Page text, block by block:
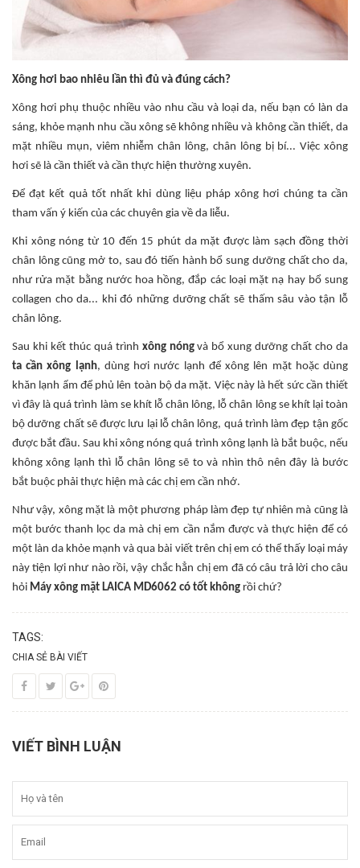
Xông hơi bao nhiêu lần thì đủ và đúng cách?
Xông hơi phụ thuộc nhiều vào nhu cầu và loại da, nếu bạn có làn da
sáng, khỏe mạnh nhu cầu xông sẽ không nhiều và không cần thiết, da
mặt nhiều mụn, viêm nhiễm chân lông, chân lông bị bí... Việc xông
hơi sẽ là cần thiết và cần thực hiện thường xuyên.
Để đạt kết quả tốt nhất khi dùng liệu pháp xông hơi chúng ta cần
tham vấn ý kiến của các chuyên gia về da liễu.
Khi xông nóng từ 10 đến 15 phút da mặt được làm sạch đồng thời
chân lông cũng mở to, sau đó tiến hành bổ sung dưỡng chất cho da,
như rửa mặt bằng nước hoa hồng, đắp các loại mặt nạ hay bổ sung
collagen cho da... khi đó những dưỡng chất sẽ thấm sâu vào tận lỗ
chân lông.
Sau khi kết thúc quá trình xông nóngvà bổ xung dưỡng chất cho da
ta cần xông lạnh, dùng hơi nước lạnh để xông lên mặt hoặc dùng
khăn lạnh ẩm để phủ lên toàn bộ da mặt. Việc này là hết sức cần thiết
vì đây là quá trình làm se khít lỗ chân lông, lỗ chân lông se khít lại toàn
bộ dưỡng chất sẽ được lưu lại lỗ chân lông, quá trình làm đẹp tận gốc
được bắt đầu. Sau khi xông nóng quá trình xông lạnh là bắt buộc, nếu
không xông lạnh thì lỗ chân lông sẽ to và nhìn thô nên đây là bước
bắt buộc phải thực hiện mà các chị em cần nhớ.
Như vậy, xông mặt là một phương pháp làm đẹp tự nhiên mà cũng là
một bước thanh lọc da mà chị em cần nắm được và thực hiện để có
một làn da khỏe mạnh và qua bài viết trên chị em có thể thấy loại máy
này tiện lợi như nào rồi, vậy chắc hẳn chị em đã có câu trả lời cho câu
hỏi Máy xông mặt LAICA MD6062 có tốt không rồi chứ?
TAGS:
CHIA SẺ BÀI VIẾT
VIẾT BÌNH LUẬN